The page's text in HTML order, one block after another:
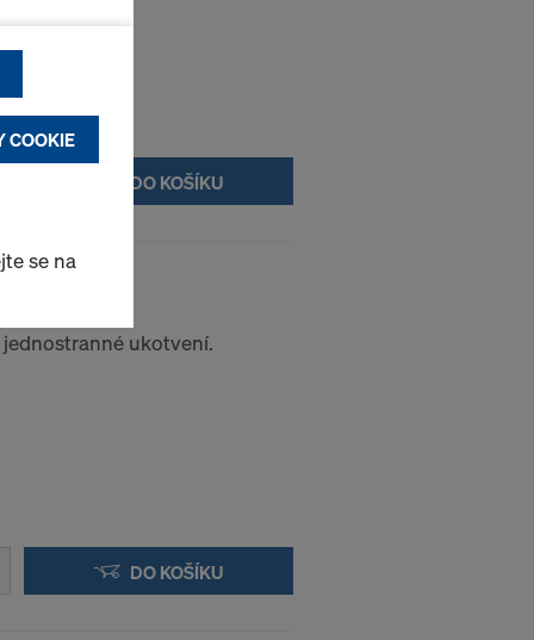
DO KOŠÍKU
ukotvení.
DO KOŠÍKU
&
soudní
úrovni
třetí
a
tomuto
COOKIE
se na